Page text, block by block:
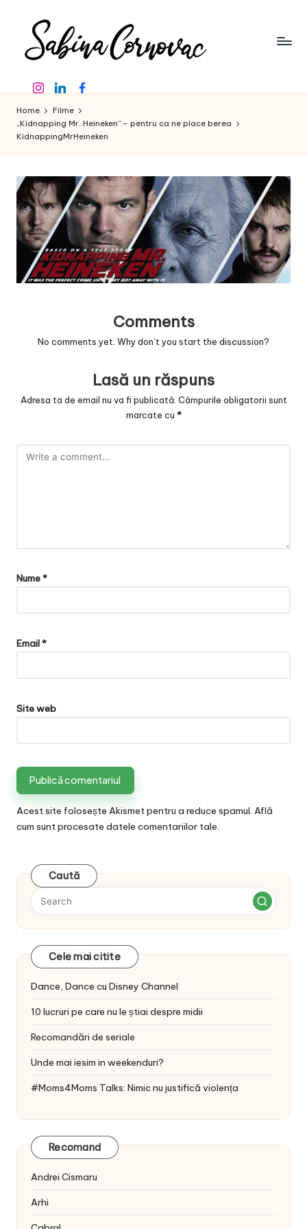
content
a
b
in
a
C
o
r
n
o
nl
e
creator
de
conținut
de
16
-
InstagramLinkedinFacebook
Home
Filme
„Kidnapping Mr. Heineken” – pentru ca ne place berea
KidnappingMrHeineken
Comments
No comments yet. Why don’t you start the discussion?
Lasă un răspuns
Adresa ta de email nu va fi publicată. Câmpurile obligatorii sunt
marcate cu *
Nume*
Email*
Site web
Acest site folosește Akismet pentru a reduce spamul. Află
cum sunt procesate datele comentariilor tale.
Caută
Cele mai citite
Dance, Dance cu Disney Channel
10 lucruri pe care nu le știai despre midii
Recomandări de seriale
Unde mai iesim in weekenduri?
#Moms4Moms Talks: Nimic nu justifică violența
Recomand
Andrei Cismaru
Arhi